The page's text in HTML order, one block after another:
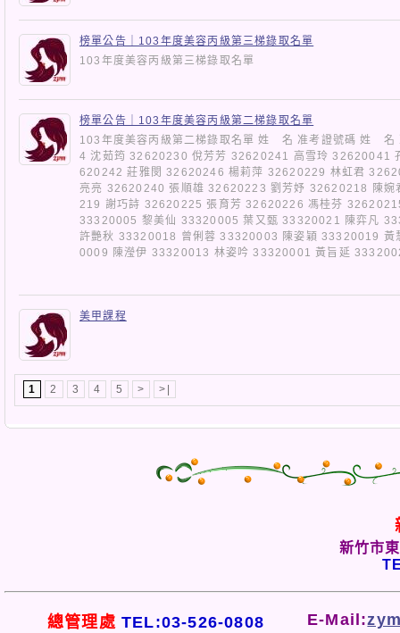
榜單公告｜103年度美容丙級第三梯錄取名單
103年度美容丙級第三梯錄取名單
榜單公告｜103年度美容丙級第二梯錄取名單
103年度美容丙級第二梯錄取名單 姓 名 准考證號碼 姓
4 沈茹筠 32620230 侻芳芳 32620241 高雪玲 32620041
620242 莊雅閔 32620246 楊莉萍 32620229 林虹君
亮亮 32620240 張順雄 32620223 劉芳妤 32620218 陳
219 謝巧詩 32620225 張育芳 32620226 馮桂芬
33320005 黎美仙 33320005 葉又甄 33320021 陳弈凡
許艷秋 33320018 曾俐蓉 33320003 陳姿穎 33320019
0009 陳瀅伊 33320013 林姿吟 33320001 黃旨延
美甲課程
1 2 3 4 5 > >|
新竹市
總管理處 TEL:03-526-0808 E-Mail: